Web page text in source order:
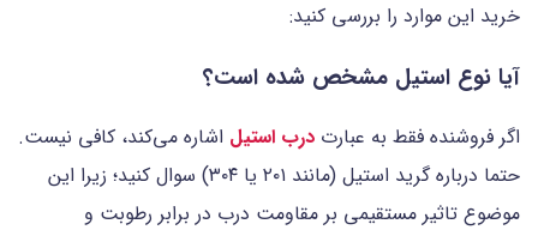
خرید این موارد را بررسی کنید:
آیا نوع استیل مشخص شده است؟
اگر فروشنده فقط به عبارت درب استیل اشاره می‌کند، کافی نیست.
حتما درباره گرید استیل (مانند ۲۰۱ یا ۳۰۴) سوال کنید؛ زیرا این
موضوع تاثیر مستقیمی بر مقاومت درب در برابر رطوبت و